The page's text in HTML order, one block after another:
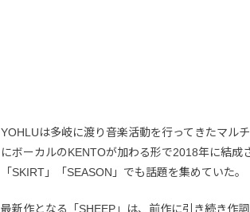
YOHLUは多岐に渡り音楽活動を行ってきたマル
にボーカルのKENTOが加わる形で2018年に結成
「SKIRT」「SEASON」でも話題を集めていた。
最新作となる「SHEEP」は、前作に引き続き作